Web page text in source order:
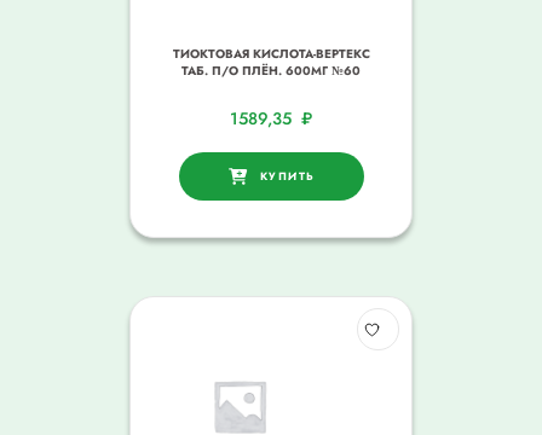
ТИОКТОВАЯ КИСЛОТА-ВЕРТЕКС
ТАБ. П/О ПЛЁН. 600МГ №60
1589,35 ₽
КУПИТЬ